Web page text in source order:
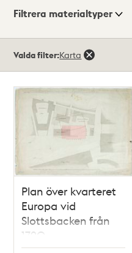
Visningsläge
Filtrera materialtyper
träffar
Valda filter:Karta
Plan över kvarteret
Europa vid
Slottsbacken från
1790